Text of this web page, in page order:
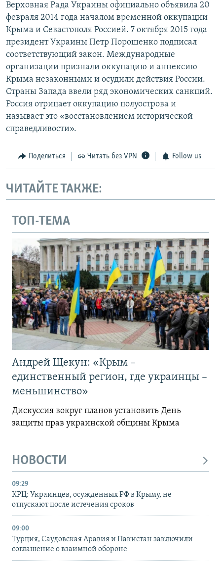
Верховная Рада Украины официально объявила 20
февраля 2014 года началом временной оккупации
Крыма и Севастополя Россией. 7 октября 2015 года
президент Украины Петр Порошенко подписал
соответствующий закон. Международные
организации признали оккупацию и аннексию
Крыма незаконными и осудили действия России.
Страны Запада ввели ряд экономических санкций.
Россия отрицает оккупацию полуострова и
называет это «восстановлением исторической
справедливости».
Поделиться Читать без VPN Follow us
ЧИТАЙТЕ ТАКЖЕ:
ТОП-ТЕМА
Андрей Щекун: «Крым –
единственный регион, где украинцы –
меньшинство»
Дискуссия вокруг планов установить День
защиты прав украинской общины Крыма
НОВОСТИ
09:29
КРЦ: Украинцев, осужденных РФ в Крыму, не
отпускают после истечения сроков
09:00
Турция, Саудовская Аравия и Пакистан заключили
соглашение о взаимной обороне